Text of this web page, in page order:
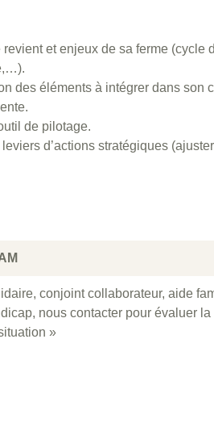
et enjeux de sa ferme (cycle
des éléments à intégrer dans son
de pilotage.
d’actions stratégiques
conjoint collaborateur, aide
nous contacter pour évaluer
»